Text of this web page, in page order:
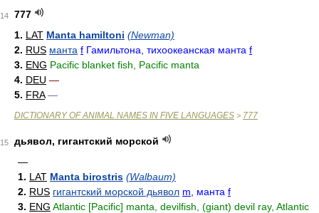
14
777
1. LAT Manta hamiltoni (Newman)
2. RUS манта f Гамильтона, тихоокеанская манта f
3. ENG Pacific blanket fish, Pacific manta
4. DEU —
5. FRA —
DICTIONARY OF ANIMAL NAMES IN FIVE LANGUAGES > 777
15
дьявол, гигантский морской
—
1. LAT Manta birostris (Walbaum)
2. RUS гигантский морской дьявол m , манта f
3. ENG Atlantic [Pacific] manta, devilfish, (giant) devil ray, Atlantic